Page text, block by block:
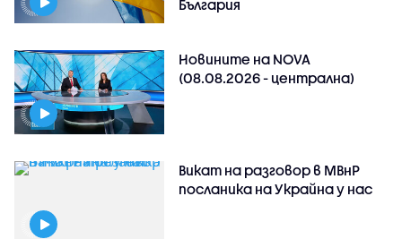
България
Новините на NOVA
(08.08.2026 - централна)
Викат на разговор в МВнР
посланика на Украйна у нас